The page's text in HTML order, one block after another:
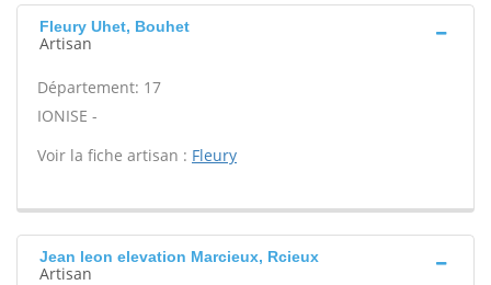
Fleury Uhet, Bouhet
Artisan
Département: 17
IONISE -
Voir la fiche artisan : Fleury
Jean leon elevation Marcieux, Rcieux
Artisan